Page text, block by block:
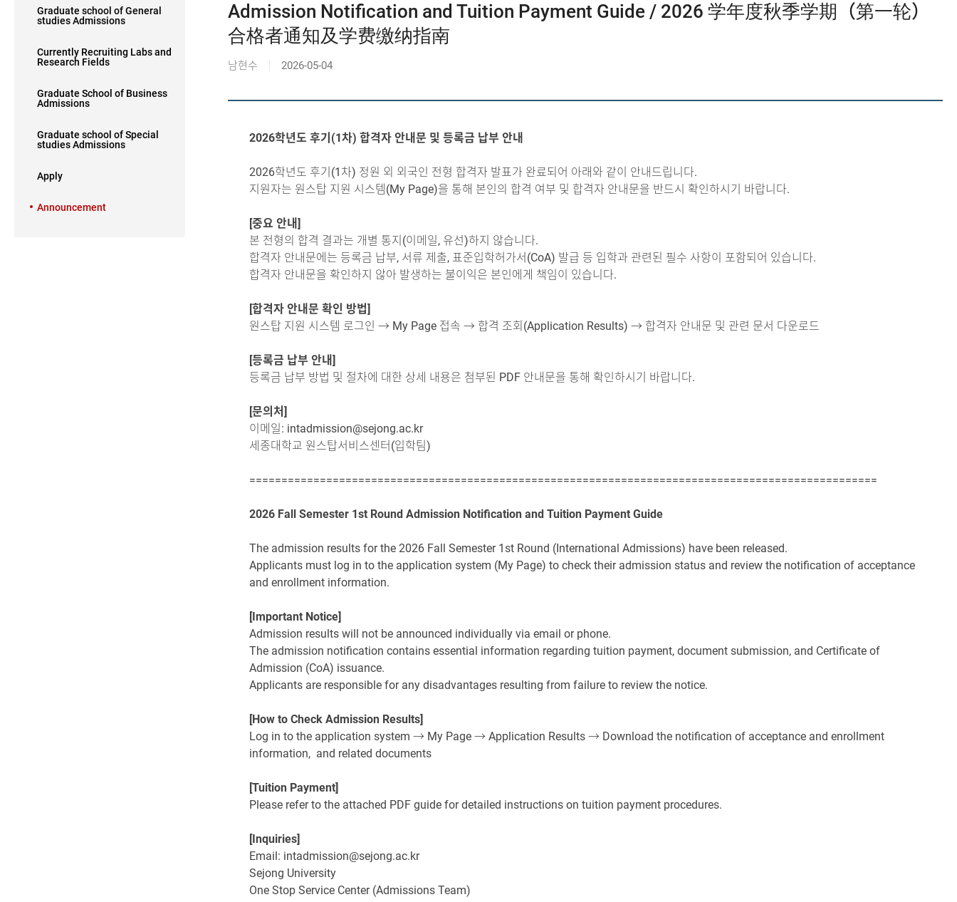
Graduate school of General
studies Admissions
Currently Recruiting Labs and
Research Fields
Graduate School of Business
Admissions
Graduate school of Special
studies Admissions
Apply
Announcement
Admission Notification and Tuition Payment Guide / 2026 学年度秋季学期（第一轮）
合格者通知及学费缴纳指南
남현수 2026-05-04
2026학년도 후기(1차) 합격자 안내문 및 등록금 납부 안내
2026학년도 후기(1차) 정원 외 외국인 전형 합격자 발표가 완료되어 아래와 같이 안내드립니다.
지원자는 원스탑 지원 시스템(My Page)을 통해 본인의 합격 여부 및 합격자 안내문을 반드시 확인하시기 바랍니다.
[중요 안내]
본 전형의 합격 결과는 개별 통지(이메일, 유선)하지 않습니다.
합격자 안내문에는 등록금 납부, 서류 제출, 표준입학허가서(CoA) 발급 등 입학과 관련된 필수 사항이 포함되어 있습니다.
합격자 안내문을 확인하지 않아 발생하는 불이익은 본인에게 책임이 있습니다.
[합격자 안내문 확인 방법]
원스탑 지원 시스템 로그인 → My Page 접속 → 합격 조회(Application Results) → 합격자 안내문 및 관련 문서 다운로드
[등록금 납부 안내]
등록금 납부 방법 및 절차에 대한 상세 내용은 첨부된 PDF 안내문을 통해 확인하시기 바랍니다.
[문의처]
이메일: intadmission@sejong.ac.kr
세종대학교 원스탑서비스센터(입학팀)
==================================================================================================
2026 Fall Semester 1st Round Admission Notification and Tuition Payment Guide
The admission results for the 2026 Fall Semester 1st Round (International Admissions) have been released.
Applicants must log in to the application system (My Page) to check their admission status and review the notification of acceptance
and enrollment information.
[Important Notice]
Admission results will not be announced individually via email or phone.
The admission notification contains essential information regarding tuition payment, document submission, and Certificate of
Admission (CoA) issuance.
Applicants are responsible for any disadvantages resulting from failure to review the notice.
[How to Check Admission Results]
Log in to the application system → My Page → Application Results → Download the notification of acceptance and enrollment
information, and related documents
[Tuition Payment]
Please refer to the attached PDF guide for detailed instructions on tuition payment procedures.
[Inquiries]
Email: intadmission@sejong.ac.kr
Sejong University
One Stop Service Center (Admissions Team)